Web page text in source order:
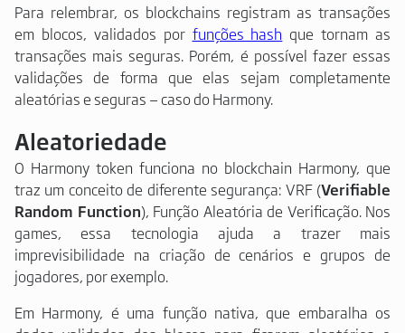
Para relembrar, os blockchains registram as transações
em blocos, validados por funções hash que tornam as
transações mais seguras. Porém, é possível fazer essas
validações de forma que elas sejam completamente
aleatórias e seguras — caso do Harmony.
Aleatoriedade
O Harmony token funciona no blockchain Harmony, que
traz um conceito de diferente segurança: VRF (Verifiable
Random Function), Função Aleatória de Verificação. Nos
games, essa tecnologia ajuda a trazer mais
imprevisibilidade na criação de cenários e grupos de
jogadores, por exemplo.
Em Harmony, é uma função nativa, que embaralha os